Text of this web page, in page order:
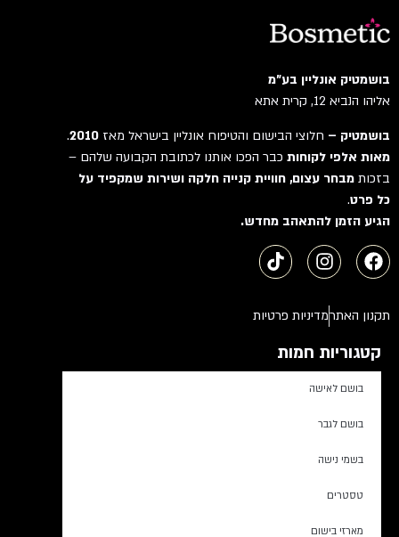
בושמטיק אונליין בע"מ
אליהו הנביא 12, קרית אתא
בושמטיק –חלוצי הבישום והטיפוח אונליין בישראל מאז2010
.
מאות אלפי לקוחותכבר הפכו אותנו לכתובת הקבועה שלהם –
בזכותמבחר עצום, חוויית קנייה חלקה ושירות שמקפיד על
כל פרט.
הגיע הזמן להתאהב מחדש.
תקנון האתרמדיניות פרטיות
קטגוריות חמות
בושם לאישה
בושם לגבר
בשמי נישה
טסטרים
מארזי בישום